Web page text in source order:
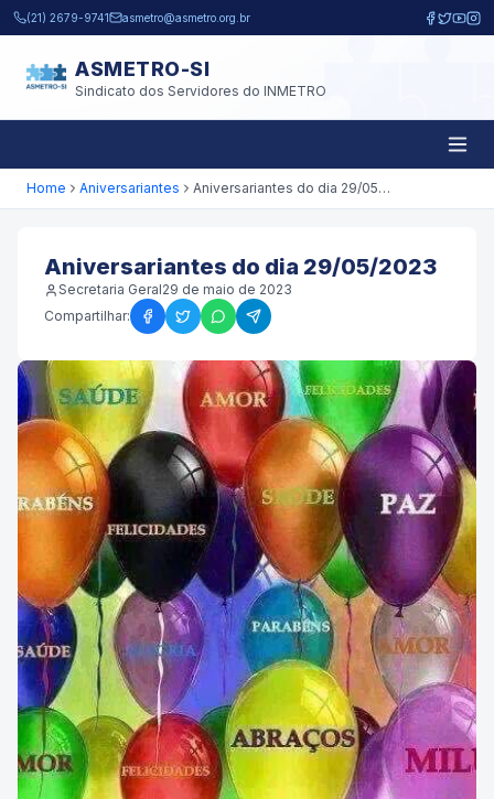
Pular para o conteúdo principal
(21) 2679-9741 asmetro@asmetro.org.br
ASMETRO-SI
Sindicato dos Servidores do INMETRO
Home Aniversariantes Aniversariantes do dia 29/05/2023
Aniversariantes do dia 29/05/2023
Secretaria Geral29 de maio de 2023
Compartilhar: